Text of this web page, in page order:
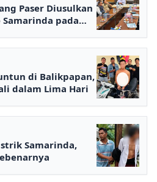
Paser Diusulkan
pada
di Balikpapan,
dalam Lima Hari
Samarinda,